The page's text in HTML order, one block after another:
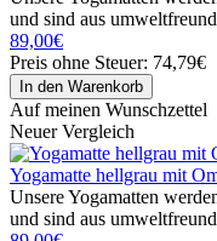
und sind aus
89,00€
Preis ohne Steuer: 74,79€
Auf meinen Wunschzettel
Neuer Vergleich
Yogamatte hellgrau mit
Unsere Yogamatten
und sind aus